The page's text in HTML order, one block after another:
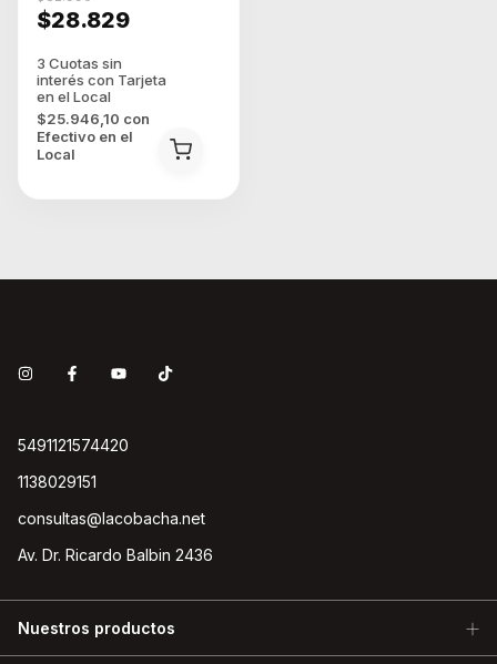
$28.829
$25.946,10 con
Efectivo en el
Local
5491121574420
1138029151
consultas@lacobacha.net
Av. Dr. Ricardo Balbin 2436
Nuestros productos